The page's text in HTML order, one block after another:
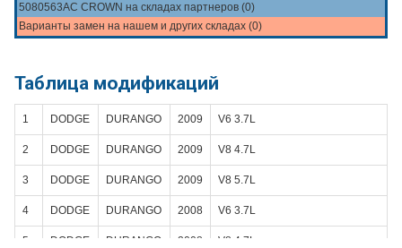
5080563AC CROWN на складах партнеров (0)
Варианты замен на нашем и других складах (0)
Таблица модификаций
1 DODGE DURANGO 2009 V6 3.7L
2 DODGE DURANGO 2009 V8 4.7L
3 DODGE DURANGO 2009 V8 5.7L
4 DODGE DURANGO 2008 V6 3.7L
5 DODGE DURANGO 2008 V8 4.7L